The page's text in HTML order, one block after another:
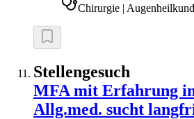
Chirurgie |
Stellengesuch
MFA mit Erfahrung
Allg.med. sucht